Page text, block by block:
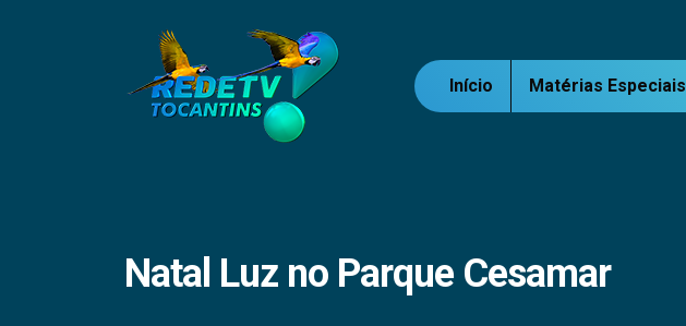
Início Matérias Especiais
Natal Luz no Parque Cesamar